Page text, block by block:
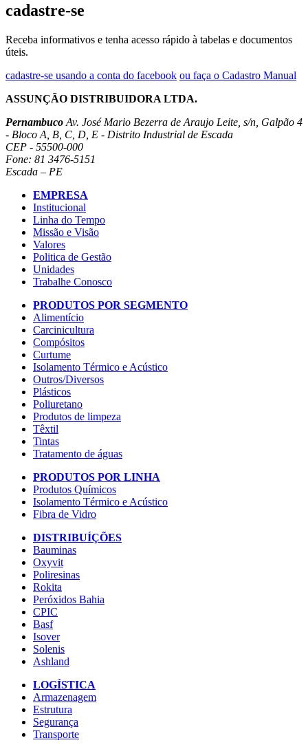
cadastre-se
Receba informativos e tenha acesso rápido à tabelas e documentos
úteis.
cadastre-se usando a conta do facebook ou faça o Cadastro Manual
ASSUNÇÃO DISTRIBUIDORA LTDA.
Pernambuco Av. José Mario Bezerra de Araujo Leite, s/n, Galpão 4
- Bloco A, B, C, D, E - Distrito Industrial de Escada
CEP - 55500-000
Fone: 81 3476-5151
Escada – PE
EMPRESA
Institucional
Linha do Tempo
Missão e Visão
Valores
Politica de Gestão
Unidades
Trabalhe Conosco
PRODUTOS POR SEGMENTO
Alimentício
Carcinicultura
Compósitos
Curtume
Isolamento Térmico e Acústico
Outros/Diversos
Plásticos
Poliuretano
Produtos de limpeza
Têxtil
Tintas
Tratamento de águas
PRODUTOS POR LINHA
Produtos Químicos
Isolamento Térmico e Acústico
Fibra de Vidro
DISTRIBUÍÇÕES
Bauminas
Oxyvit
Poliresinas
Rokita
Peróxidos Bahia
CPIC
Basf
Isover
Solenis
Ashland
LOGÍSTICA
Armazenagem
Estrutura
Segurança
Transporte